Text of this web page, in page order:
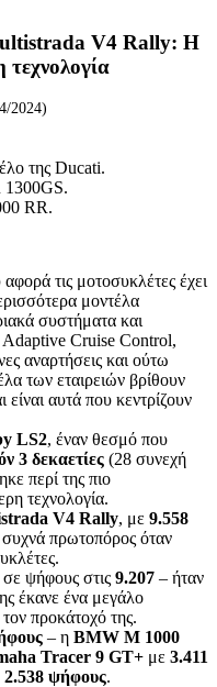
V4 Rally: Η
2024)
της Ducati.
1300GS.
RR.
τις μοτοσυκλέτες έχει
μοντέλα
συστήματα και
Adaptive Cruise Control,
αναρτήσεις και ούτω
των εταιρειών βρίθουν
αυτά που κεντρίζουν
LS2, έναν θεσμό που
3 δεκαετίες (28 συνεχή
περί της πιο
τεχνολογία.
V4 Rally, με 9.558
συχνά πρωτοπόρος όταν
ψήφους στις 9.207 – ήταν
έκανε ένα μεγάλο
προκάτοχό της.
– η BMW M 1000
Tracer 9 GT+ με 3.411
2.538 ψήφους.